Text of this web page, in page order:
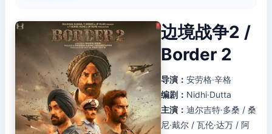
边境战争2 /
Border 2
导演： 安劳格·辛格
编剧： Nidhi·Dutta
主演： 迪尔吉特·多桑 / 桑
尼·戴尔 / 瓦伦·达万 / 阿